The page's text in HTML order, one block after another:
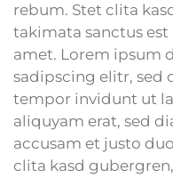
rebum. Stet clita
takimata sanctus
amet. Lorem ipsum
sadipscing elitr, sed
tempor invidunt ut
aliquyam erat, sed
accusam et justo
clita kasd